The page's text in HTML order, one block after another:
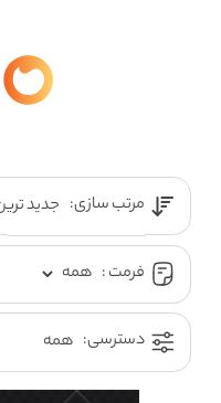
مرتب سازی:
فرمت :
دسترسی: